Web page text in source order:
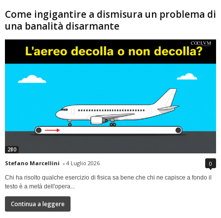
Come ingigantire a dismisura un problema di
una banalità disarmante
280
Stefano Marcellini - 4 Luglio 2026 0
Chi ha risolto qualche esercizio di fisica sa bene che chi ne capisce a fondo il
testo è a metà dell'opera...
Continua a leggere